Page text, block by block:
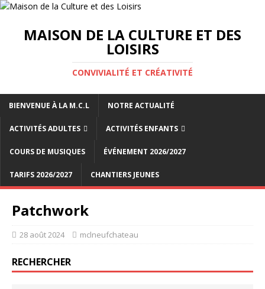
MAISON DE LA CULTURE ET DES
LOISIRS
CONVIVIALITÉ ET CRÉATIVITÉ
BIENVENUE À LA M.C.L NOTRE ACTUALITÉ
ACTIVITÉS ADULTES ACTIVITÉS ENFANTS
COURS DE MUSIQUES ÉVÉNEMENT 2026/2027
TARIFS 2026/2027 CHANTIERS JEUNES
Patchwork
28 août 2024 mclneufchateau
RECHERCHER